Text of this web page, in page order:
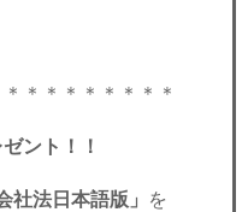
＊＊＊＊＊＊＊＊
ント！！
社法日本語版」 を